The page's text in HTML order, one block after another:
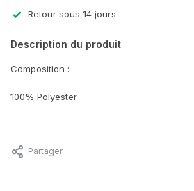
Retour sous 14 jours
Description du produit
Composition :
100% Polyester
Partager